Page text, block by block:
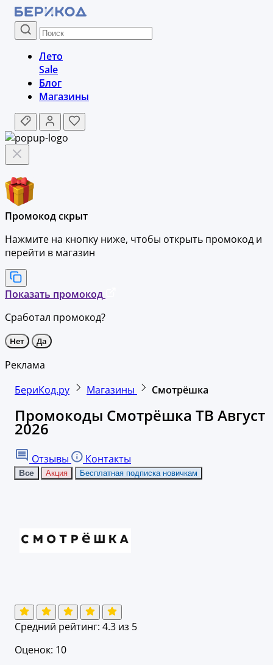
Лето
Sale
Блог
Магазины
Промокод скрыт
Нажмите на кнопку ниже, чтобы открыть промокод и
перейти в магазин
Показать промокод
Сработал промокод?
Нет Да
Реклама
БериКод.ру
Магазины Смотрёшка
Промокоды Смотрёшка ТВ Август
2026
Отзывы Контакты
Все Акция Бесплатная подписка новичкам
Средний рейтинг: 4.3 из 5
Оценок: 10